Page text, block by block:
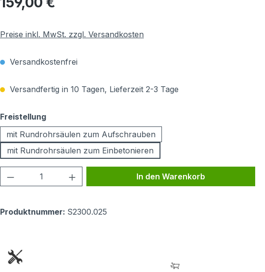
Preise inkl. MwSt. zzgl. Versandkosten
Versandkostenfrei
Versandfertig in 10 Tagen, Lieferzeit 2-3 Tage
Freistellungauswählen
mit Rundrohrsäulen zum Aufschrauben
mit Rundrohrsäulen zum Einbetonieren
Produkt Anzahl: Gib den gewünschten Wert
In den Warenkorb
Produktnummer: S2300.025